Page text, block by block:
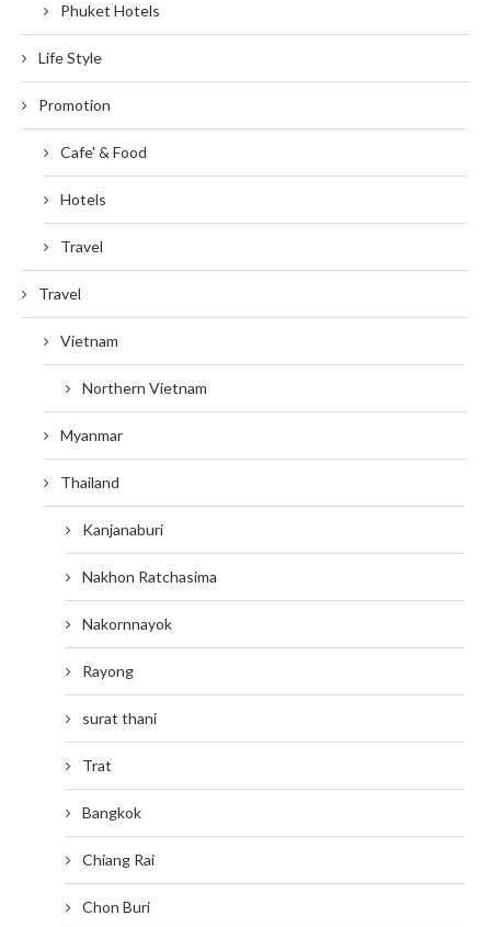
Phuket Hotels
Life Style
Promotion
Cafe' & Food
Hotels
Travel
Travel
Vietnam
Northern Vietnam
Myanmar
Thailand
Kanjanaburi
Nakhon Ratchasima
Nakornnayok
Rayong
surat thani
Trat
Bangkok
Chiang Rai
Chon Buri